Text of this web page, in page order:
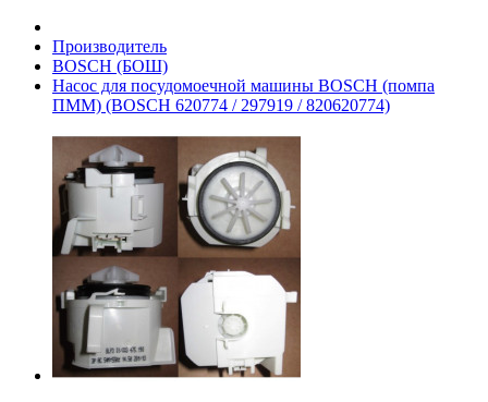
Производитель
BOSCH (БОШ)
Насос для посудомоечной машины BOSCH (помпа
ПММ) (BOSCH 620774 / 297919 / 820620774)